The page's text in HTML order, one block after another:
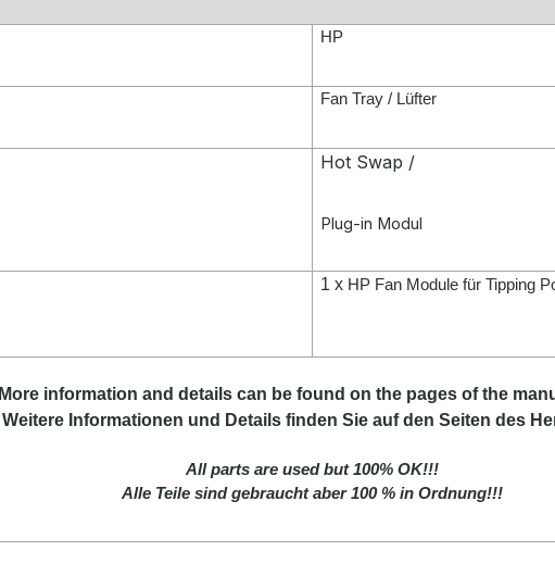
HP
Fan Tray / Lüfter
Hot Swap /
Plug-in Modul
1 x HP Fan Module für Tipping
More information and details can be found on the pages of the
Weitere Informationen und Details finden Sie auf den Seiten des
All parts are used but 100% OK!!!
Alle Teile sind gebraucht aber 100 % in Ordnung!!!